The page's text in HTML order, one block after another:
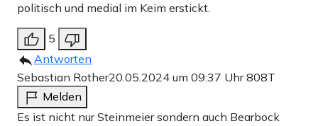
politisch und medial im Keim erstickt.
5
Antworten
Sebastian Rother20.05.2024 um 09:37 Uhr808T
Melden
Es ist nicht nur Steinmeier sondern auch Bearbock